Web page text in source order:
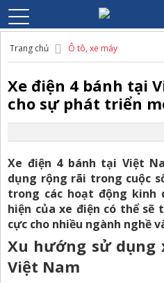
Trang chủ Ô tô, xe máy
Xe điện 4 bánh tại
cho sự phát triển
Xe điện 4 bánh tại Việt
dụng rộng rãi trong cuộc
trong các hoạt động kinh
hiện của xe điện có thể
cực cho nhiều ngành nghề
Xu hướng sử dụng
Việt Nam